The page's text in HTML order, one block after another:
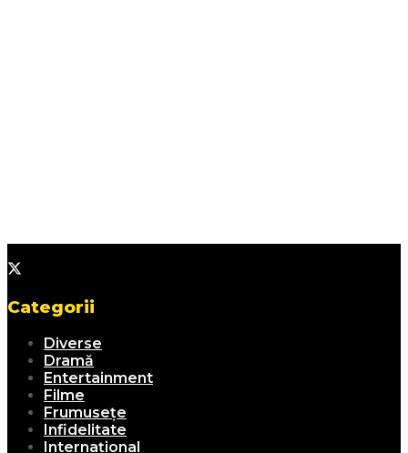
Categorii
Diverse
Dramă
Entertainment
Filme
Frumusețe
Infidelitate
Internațional